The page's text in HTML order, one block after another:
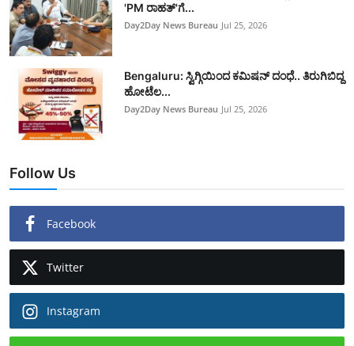
'PM ರಾಹತ್'ಗೆ...
Day2Day News Bureau Jul 25, 2026
Bengaluru: ಸ್ವಿಗ್ಗಿಯಿಂದ ಕಮಿಷನ್ ದಂಧೆ.. ತಿರುಗಿಬಿದ್ದ
ಹೋಟೆಲ...
Day2Day News Bureau Jul 25, 2026
Follow Us
Facebook
Twitter
Instagram